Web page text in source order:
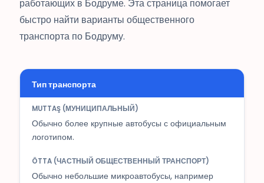
работающих в Бодруме. Эта страница помогает
быстро найти варианты общественного
транспорта по Бодруму.
Тип транспорта
Обычно более крупные автобусы с официальным
логотипом.
Обычно небольшие микроавтобусы, например